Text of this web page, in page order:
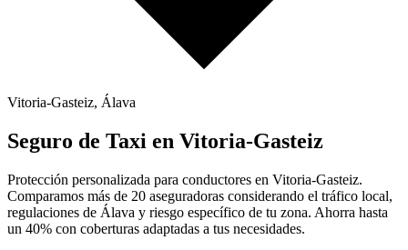
Vitoria-Gasteiz, Álava
Seguro de Taxi en Vitoria-Gasteiz
Protección personalizada para conductores en Vitoria-Gasteiz.
Comparamos más de 20 aseguradoras considerando el tráfico local,
regulaciones de Álava y riesgo específico de tu zona. Ahorra hasta
un 40% con coberturas adaptadas a tus necesidades.